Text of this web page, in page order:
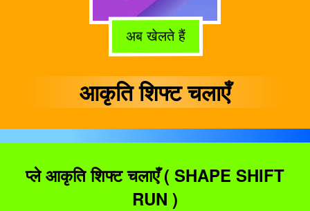
अब खेलते हैं
आकृति शिफ्ट चलाएँ
प्ले आकृति शिफ्ट चलाएँ ( SHAPE SHIFT
RUN )